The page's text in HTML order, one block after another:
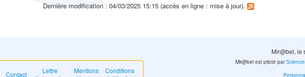
Dernière modification : 04/03/2025 15:15 (accès en ligne : mise à jour).
Mir@bel, le
Contact
Lettre
Mentions
Conditions
Mir@bel est piloté par